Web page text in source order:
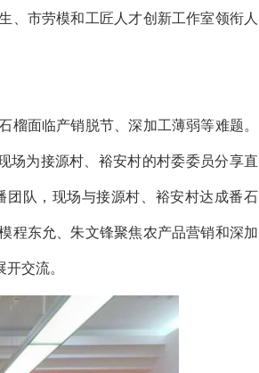
、市劳模和工匠人才创新工作室领衔人
面临产销脱节、深加工薄弱等难题。
场为接源村、裕安村的村委委员分享直
队，现场与接源村、裕安村达成番石
程东允、朱文锋聚焦农产品营销和深加
交流。